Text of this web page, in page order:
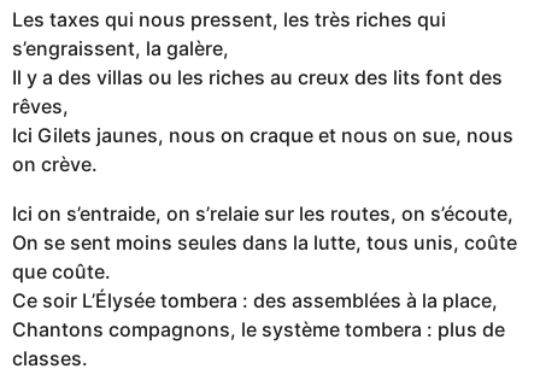
Les taxes qui nous pressent, les très riches qui
s’engraissent, la galère,
Il y a des villas ou les riches au creux des lits font des
rêves,
Ici Gilets jaunes, nous on craque et nous on sue, nous
on crève.
Ici on s’entraide, on s’relaie sur les routes, on s’écoute,
On se sent moins seules dans la lutte, tous unis, coûte
que coûte.
Ce soir L’Élysée tombera : des assemblées à la place,
Chantons compagnons, le système tombera : plus de
classes.